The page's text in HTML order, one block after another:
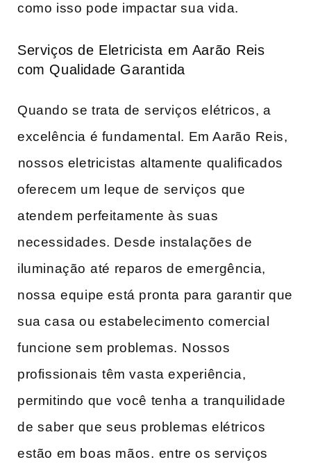
como isso pode impactar sua vida.
Serviços de​ Eletricista ⁤em Aarão ⁢Reis
com Qualidade Garantida
Quando se trata de ⁤serviços elétricos, a
excelência é fundamental.​ Em Aarão ⁢Reis,
⁢nossos‌ eletricistas altamente qualificados
oferecem‍ um leque de serviços ⁤que‌
atendem perfeitamente‍ às suas
‍necessidades. Desde instalações‌ de
iluminação ⁤até reparos de emergência,
nossa⁢ equipe está pronta para garantir que⁣
sua casa ou estabelecimento comercial
funcione sem problemas. ⁣Nossos
profissionais⁢ têm vasta experiência,
‌permitindo que⁢ você tenha a ⁢tranquilidade
de⁣ saber⁣ que seus problemas‌ elétricos
estão em‌ boas ‌mãos. ⁣entre‌ os serviços